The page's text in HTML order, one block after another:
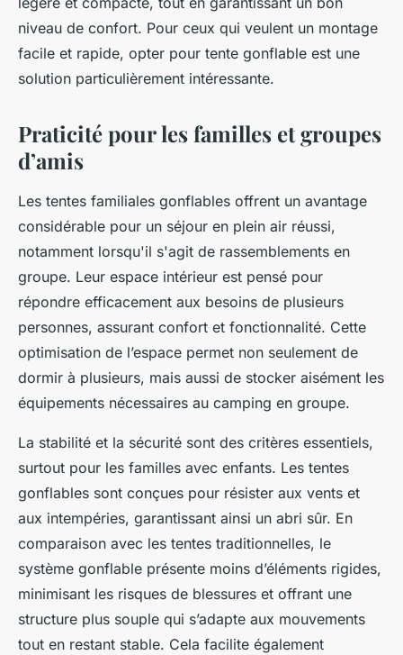
niveau de confort. Pour ceux qui veulent un montage
facile et rapide, opter pour tente gonflable est une
solution particulièrement intéressante.
Praticité pour les familles et groupes
d’amis
Les tentes familiales gonflables offrent un avantage
considérable pour un séjour en plein air réussi,
notamment lorsqu'il s'agit de rassemblements en
groupe. Leur espace intérieur est pensé pour
répondre efficacement aux besoins de plusieurs
personnes, assurant confort et fonctionnalité. Cette
optimisation de l’espace permet non seulement de
dormir à plusieurs, mais aussi de stocker aisément les
équipements nécessaires au camping en groupe.
La stabilité et la sécurité sont des critères essentiels,
surtout pour les familles avec enfants. Les tentes
gonflables sont conçues pour résister aux vents et
aux intempéries, garantissant ainsi un abri sûr. En
comparaison avec les tentes traditionnelles, le
système gonflable présente moins d’éléments rigides,
minimisant les risques de blessures et offrant une
structure plus souple qui s’adapte aux mouvements
tout en restant stable. Cela facilite également